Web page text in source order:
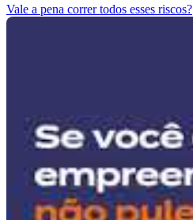
Vale a pena correr todos esses riscos?